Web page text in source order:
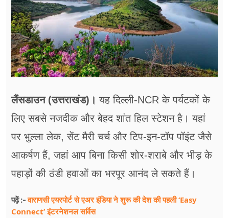
लैंसडाउन (उत्तराखंड)। यह दिल्ली-NCR के पर्यटकों के
लिए सबसे नजदीक और बेहद शांत हिल स्टेशन है। यहां
पर भुल्ला लेक, सेंट मैरी चर्च और टिप-इन-टॉप पॉइंट जैसे
आकर्षण हैं, जहां आप बिना किसी शोर-शराबे और भीड़ के
पहाड़ों की ठंडी हवाओं का भरपूर आनंद ले सकते हैं।
पढ़ें :-वाराणसी एयरपोर्ट से एअर इंडिया ने शुरू की देश की पहली ‘Easy
Connect’ इंटरनेशनल सर्विस